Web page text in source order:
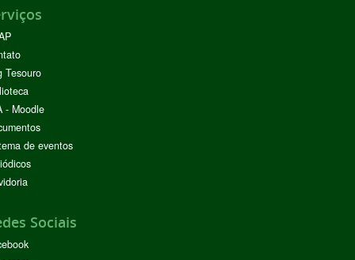
Tesouro
- Moodle
de eventos
Sociais